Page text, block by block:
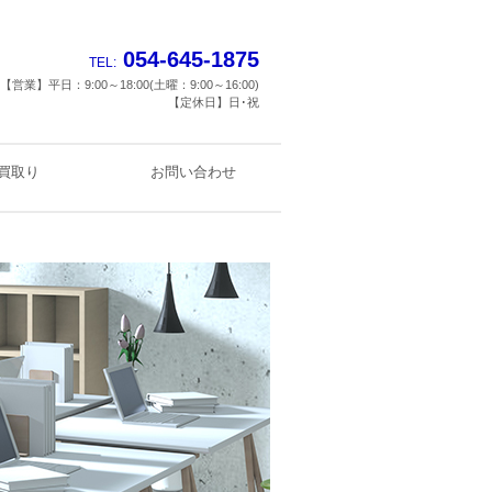
TEL: 054-645-1875
【営業】平日：9:00～18:00(土曜：9:00～16:00)
【定休日】日･祝
取り お問い合わせ